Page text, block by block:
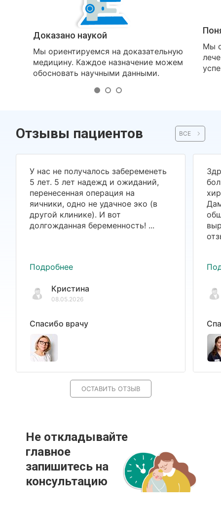
Доказано наукой
Мы ориентируемся на доказательную
медицину. Каждое назначение можем
обосновать научными данными.
Мы
Отзывы пациентов ВСЕ
У нас не получалось забеременеть
5 лет. 5 лет надежд и ожиданий,
перенесенная операция на
яичники, одно не удачное эко (в
другой клинике). И вот
долгожданная беременность! ...
Подробнее
Кристина
08.05.2026
Спасибо врачу
ОСТАВИТЬ ОТЗЫВ
Не откладывайте
главное
запишитесь на
консультацию